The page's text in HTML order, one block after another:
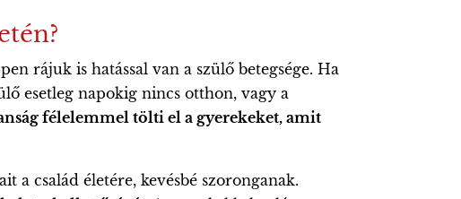
rájuk is hatással van a szülő betegsége. Ha
esetleg napokig nincs otthon, vagy a
félelemmel tölti el a gyerekeket, amit
a család életére, kevésbé szoronganak.